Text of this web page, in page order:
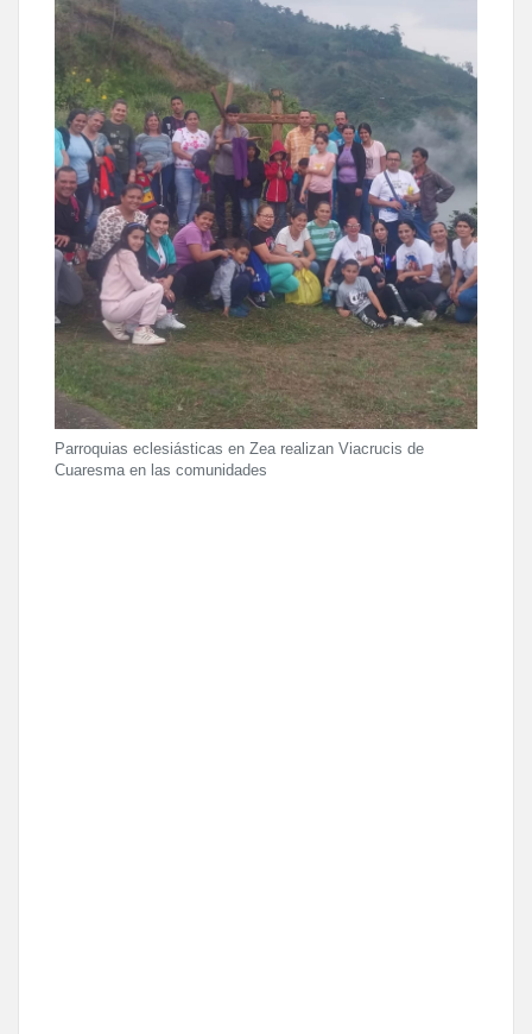
Parroquias eclesiásticas en Zea realizan Viacrucis de
Cuaresma en las comunidades